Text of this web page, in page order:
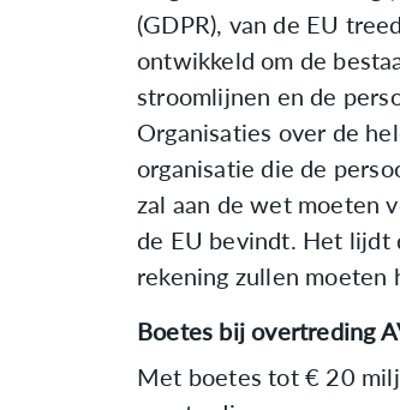
(GDPR), van de EU
ontwikkeld om de
stroomlijnen en de
Organisaties over de
organisatie die de
zal aan de wet moeten
de EU bevindt. Het lijdt
rekening zullen moeten
Boetes bij overtreding
Met boetes tot € 20